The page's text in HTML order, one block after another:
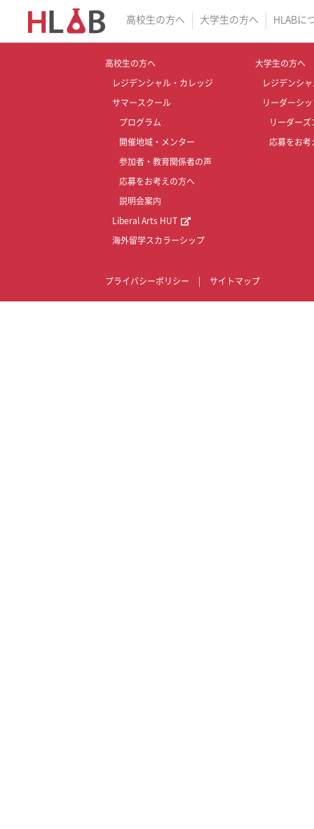
高校生の方へ 大学生の方へ HLABに
高校生の方へ
レジデンシャル・カレッジ
サマースクール
プログラム
開催地域・メンター
参加者・教育関係者の声
応募をお考えの方へ
説明会案内
Liberal Arts HUT
海外留学スカラーシップ
大学生の方へ
レジデンシ
リーダーシ
リーダーズ
応募をお考
プライバシーポリシー サイトマップ